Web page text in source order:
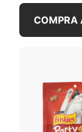
COMPRA